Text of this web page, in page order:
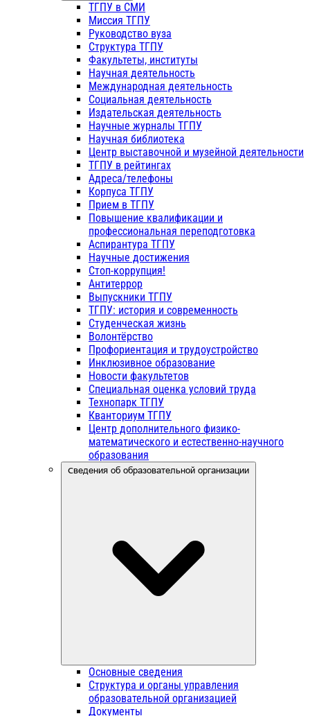
ТГПУ в СМИ
Миссия ТГПУ
Руководство вуза
Структура ТГПУ
Факультеты, институты
Научная деятельность
Международная деятельность
Социальная деятельность
Издательская деятельность
Научные журналы ТГПУ
Научная библиотека
Центр выставочной и музейной деятельности
ТГПУ в рейтингах
Адреса/телефоны
Корпуса ТГПУ
Прием в ТГПУ
Повышение квалификации и
профессиональная переподготовка
Аспирантура ТГПУ
Научные достижения
Стоп-коррупция!
Антитеррор
Выпускники ТГПУ
ТГПУ: история и современность
Студенческая жизнь
Волонтёрство
Профориентация и трудоустройство
Инклюзивное образование
Новости факультетов
Специальная оценка условий труда
Технопарк ТГПУ
Кванториум ТГПУ
Центр дополнительного физико-
математического и естественно-научного
образования
Сведения об образовательной организации
Основные сведения
Структура и органы управления
образовательной организацией
Документы